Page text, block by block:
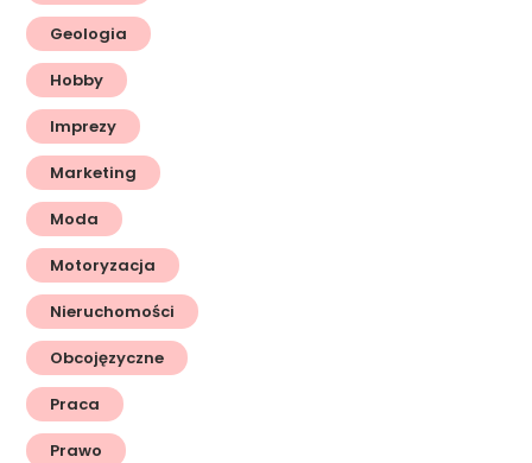
Geologia
Hobby
Imprezy
Marketing
Moda
Motoryzacja
Nieruchomości
Obcojęzyczne
Praca
Prawo